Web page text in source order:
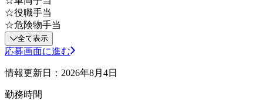
☆役職手当
☆危険物手当
全て表示
応募画面に進む
情報更新日：2026年8月4日
勤務時間